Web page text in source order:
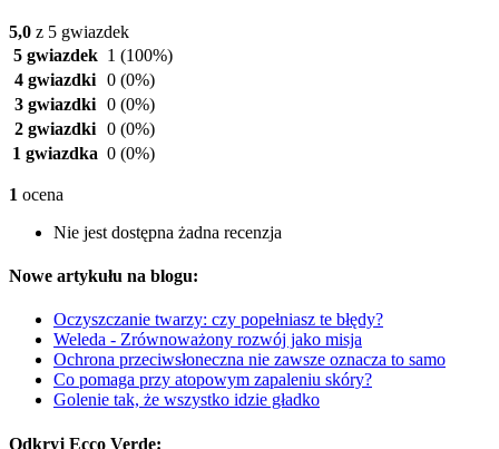
5,0 z 5 gwiazdek
5 gwiazdek 1 (100%)
4 gwiazdki 0 (0%)
3 gwiazdki 0 (0%)
2 gwiazdki 0 (0%)
1 gwiazdka 0 (0%)
1 ocena
Nie jest dostępna żadna recenzja
Nowe artykułu na blogu:
Oczyszczanie twarzy: czy popełniasz te błędy?
Weleda - Zrównoważony rozwój jako misja
Ochrona przeciwsłoneczna nie zawsze oznacza to samo
Co pomaga przy atopowym zapaleniu skóry?
Golenie tak, że wszystko idzie gładko
Odkryj Ecco Verde: